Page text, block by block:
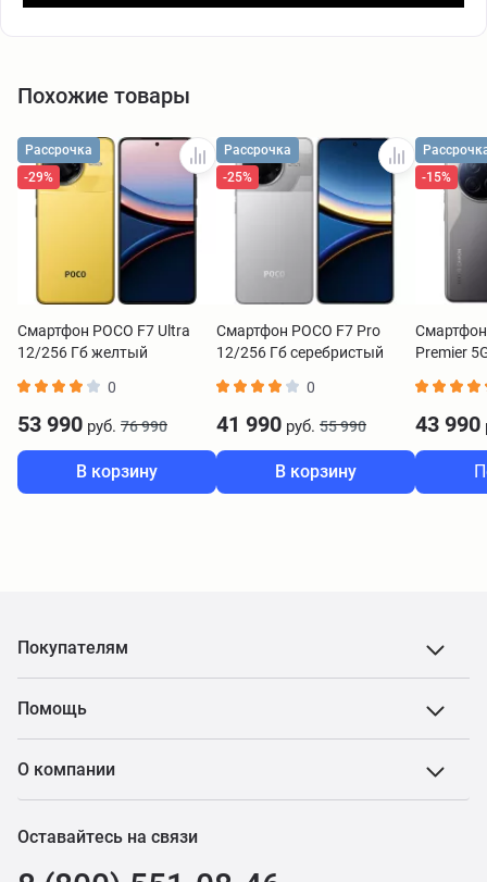
Похожие товары
Рассрочка
-29%
Смартфон POCO F7 Ultra
12/256 Гб желтый
0
53 990 руб. 76 990
В корзину
Рассрочка
-25%
Смартфон POCO F7 Pro
12/256 Гб серебристый
0
41 990 руб. 55 990
В корзину
-15%
Смартфон
Premier
43 990
Покупателям
Помощь
О компании
Оставайтесь на связи